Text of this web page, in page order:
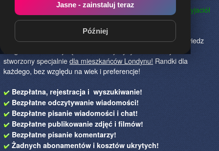
Jasne - zainstaluj teraz
Później
Randka.london to najlepszy sposób na poznanie nowych przyjaciół
w Londynie!Określ czego szukasz i skończ z samotnością!
Znajdziesz tu osoby szukające miłości lub przygody, chętne
na randkę, imprezę i spotkanie na żywo! Dołącz do nas, powiedz
stworzony specjalniedla mieszkańców Londynu! Randki dla
każdego, bez względu na wiek i preferencje!
Bezpłatna, rejestracja i wyszukiwanie!
Bezpłatne odczytywanie wiadomości!
Bezpłatne pisanie wiadomości i chat!
Bezpłatne publikowanie zdjęć i filmów!
Bezpłatne pisanie komentarzy!
Żadnych abonamentów i kosztów ukrytych!